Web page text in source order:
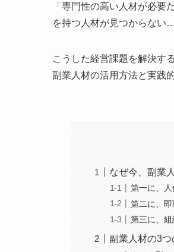
「専門性の高い人材が必
を持つ人材が見つからない
こうした経営課題を解決す
副業人材の活用方法と実践
なぜ今、副業
第一に、
第二に、
第三に、
副業人材の3